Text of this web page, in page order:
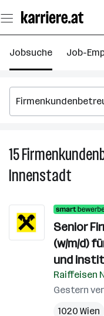
Seiteninhalt
springen
Jobsuche Job-
15
Innenstadt
Senior
(w/m/d)
und
Raiffeisen
Gestern
1020 Wien